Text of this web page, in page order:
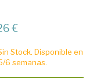
€
Stock. Disponible en
6 semanas.